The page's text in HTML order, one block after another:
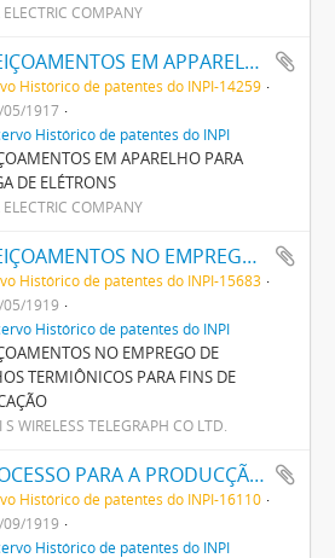
COMPANY
APERFEIÇOAMENTOS EM APPARELHO PARA DESCARGA DE ELECTRONOS
Histórico de patentes do INPI-14259
05/1917
Histórico de patentes do INPI
EM APARELHO PARA
DE ELÉTRONS
COMPANY
APERFEIÇOAMENTOS NO EMPREGO DE APPARELHOS THERMIONICOS PARA FINS DE AMPLIFICAÇÃO
Histórico de patentes do INPI-15683
1919
Histórico de patentes do INPI
NO EMPREGO DE
TERMIÔNICOS PARA FINS DE
WIRELESS TELEGRAPH CO LTD.
UM PROCESSO PARA A PRODUCÇÃO DE UMA DESCARGA DE ELECTRONS E UMA VALVULA PARA DESEMPENHAR O PROCESSO
Histórico de patentes do INPI-16110
09/1919
Histórico de patentes do INPI